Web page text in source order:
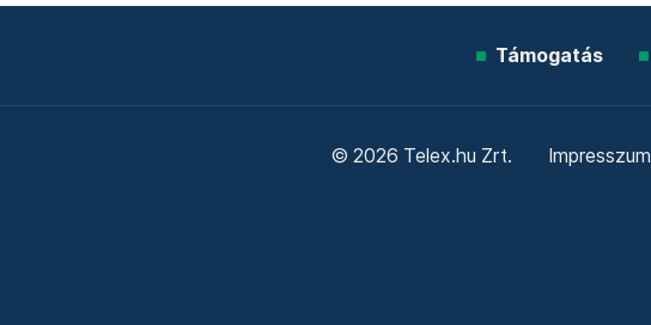
Támogatás
© 2026 Telex.hu Zrt. Impresszum